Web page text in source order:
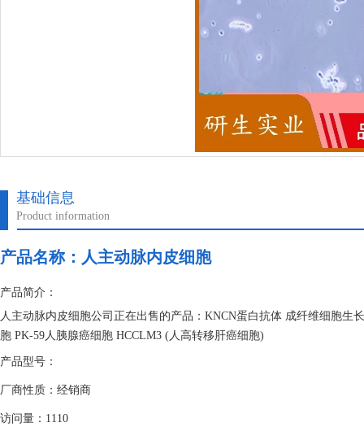
基础信息
Product information
产品名称： 人主动脉内皮细胞
产品简介：
人主动脉内皮细胞公司正在出售的产品：KNCN蛋白抗体 成纤维细胞生
胞 PK-59人胰腺癌细胞 HCCLM3 (人高转移肝癌细胞)
产品型号：
厂商性质：经销商
访问量：1110